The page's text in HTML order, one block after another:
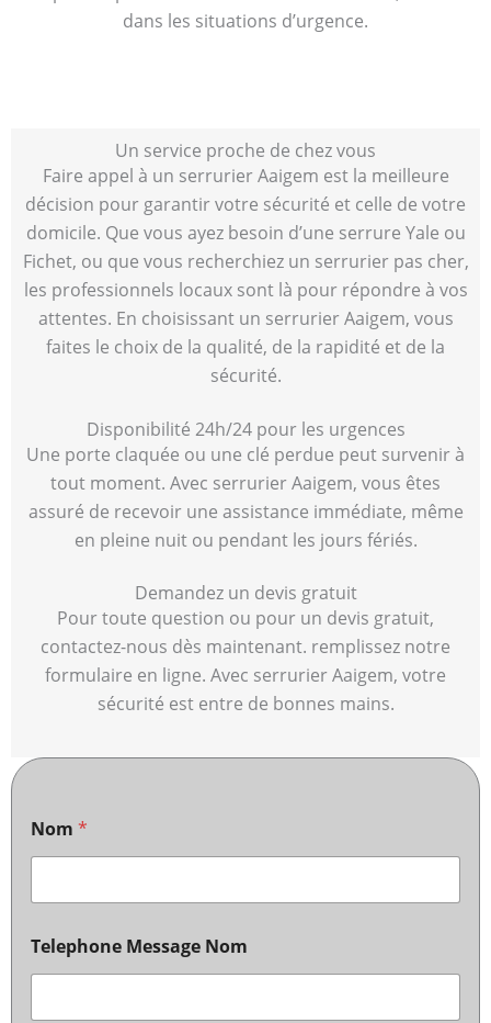
dans les situations d’urgence.
Un service proche de chez vous
Faire appel à un serrurier Aaigem est la meilleure
décision pour garantir votre sécurité et celle de votre
domicile. Que vous ayez besoin d’une serrure Yale ou
Fichet, ou que vous recherchiez un serrurier pas cher,
les professionnels locaux sont là pour répondre à vos
attentes. En choisissant un serrurier Aaigem, vous
faites le choix de la qualité, de la rapidité et de la
sécurité.
Disponibilité 24h/24 pour les urgences
Une porte claquée ou une clé perdue peut survenir à
tout moment. Avec serrurier Aaigem, vous êtes
assuré de recevoir une assistance immédiate, même
en pleine nuit ou pendant les jours fériés.
Demandez un devis gratuit
Pour toute question ou pour un devis gratuit,
contactez-nous dès maintenant. remplissez notre
formulaire en ligne. Avec serrurier Aaigem, votre
sécurité est entre de bonnes mains.
Nom *
Telephone Message Nom